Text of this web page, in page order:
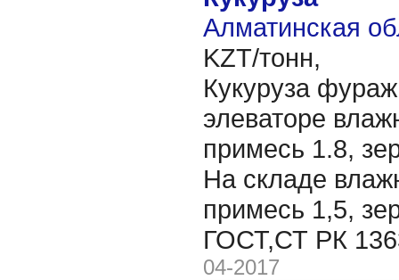
Алматинская
KZT/тонн,
Кукуруза
элеваторе
примесь 1.8,
На складе
примесь 1,5,
ГОСТ,СТ РК
04-2017